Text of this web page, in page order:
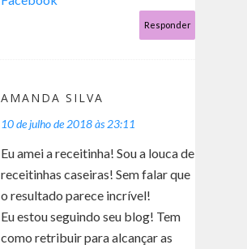
Responder
AMANDA SILVA
10 de julho de 2018 às 23:11
Eu amei a receitinha! Sou a louca de
receitinhas caseiras! Sem falar que
o resultado parece incrível!
Eu estou seguindo seu blog! Tem
como retribuir para alcançar as